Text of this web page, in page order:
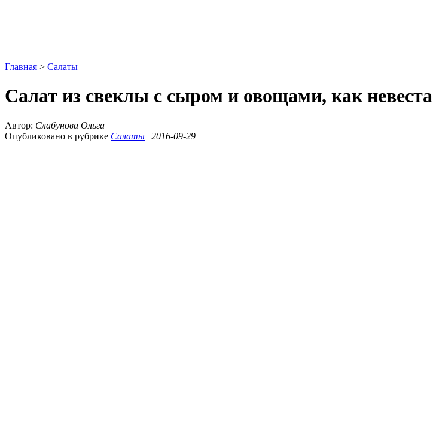
Главная > Салаты
Салат из свеклы с сыром и овощами, как невеста
Автор: Слабунова Ольга
Опубликовано в рубрике Салаты | 2016-09-29